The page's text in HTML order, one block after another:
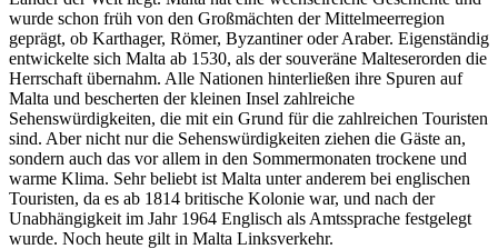
wurde schon früh von den Großmächten der Mittelmeerregion
geprägt, ob Karthager, Römer, Byzantiner oder Araber. Eigenständig
entwickelte sich Malta ab 1530, als der souveräne Malteserorden die
Herrschaft übernahm. Alle Nationen hinterließen ihre Spuren auf
Malta und bescherten der kleinen Insel zahlreiche
Sehenswürdigkeiten, die mit ein Grund für die zahlreichen Touristen
sind. Aber nicht nur die Sehenswürdigkeiten ziehen die Gäste an,
sondern auch das vor allem in den Sommermonaten trockene und
warme Klima. Sehr beliebt ist Malta unter anderem bei englischen
Touristen, da es ab 1814 britische Kolonie war, und nach der
Unabhängigkeit im Jahr 1964 Englisch als Amtssprache festgelegt
wurde. Noch heute gilt in Malta Linksverkehr.